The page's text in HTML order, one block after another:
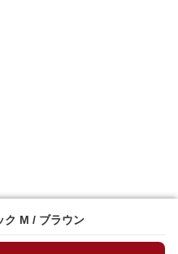
ク M / ブラウン
ク M / ブラウン